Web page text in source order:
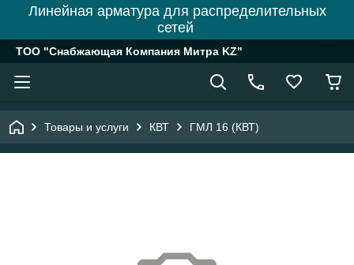
Линейная арматура для распределительных
сетей
ТОО "Снабжающая Компания Митра KZ"
Товары и услуги КВТ ГМЛ 16 (КВТ)